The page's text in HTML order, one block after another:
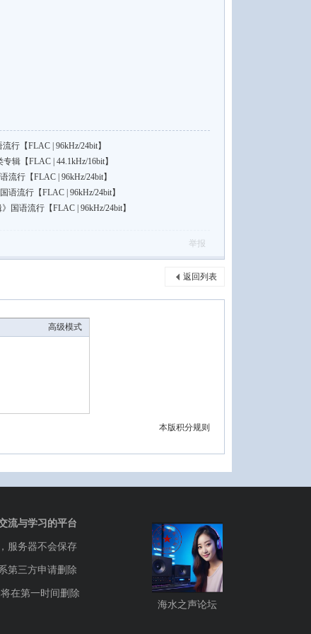
行【FLAC | 96kHz/24bit】
辑【FLAC | 44.1kHz/16bit】
行【FLAC | 96kHz/24bit】
语流行【FLAC | 96kHz/24bit】
国语流行【FLAC | 96kHz/24bit】
举报
返回列表
高级模式
本版积分规则
流与学习的平台
服务器不会保存
第三方申请删除
在第一时间删除
海水之声论坛